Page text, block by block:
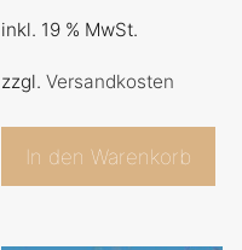
n
inkl. 19 % MwSt.
zzgl. Versandkosten
In den Warenkorb